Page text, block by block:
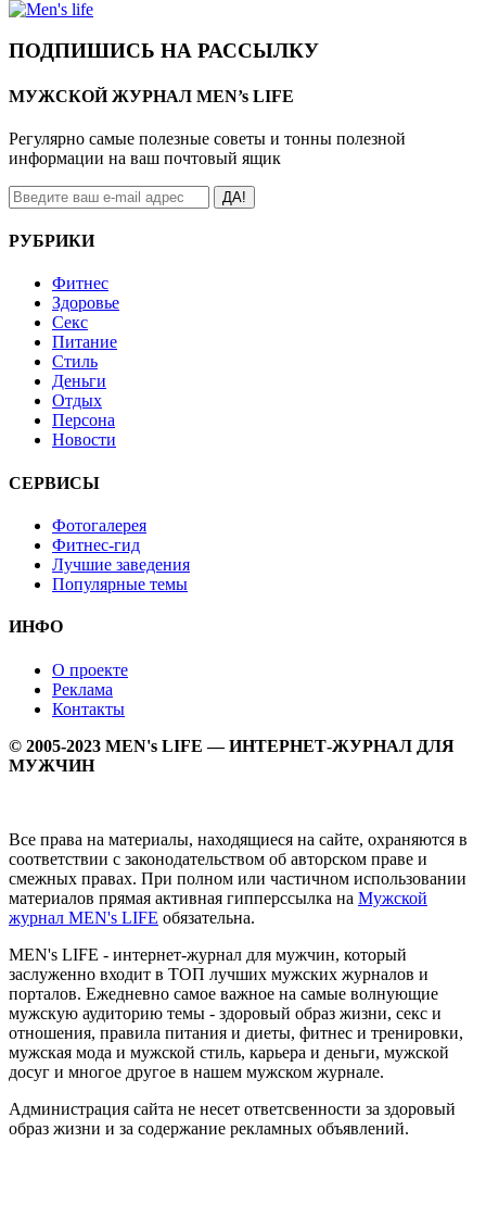
ПОДПИШИСЬ НА РАССЫЛКУ
МУЖСКОЙ ЖУРНАЛ MEN’s LIFE
Регулярно самые полезные советы и тонны полезной
информации на ваш почтовый ящик
ДА!
РУБРИКИ
Фитнес
Здоровье
Секс
Питание
Стиль
Деньги
Отдых
Персона
Новости
СЕРВИСЫ
Фотогалерея
Фитнес-гид
Лучшие заведения
Популярные темы
ИНФО
О проекте
Реклама
Контакты
© 2005-2023 MEN's LIFE — ИНТЕРНЕТ-ЖУРНАЛ ДЛЯ
МУЖЧИН
Все права на материалы, находящиеся на сайте, охраняются в
соответствии с законодательством об авторском праве и
смежных правах. При полном или частичном использовании
материалов прямая активная гипперссылка на Мужской
журнал MEN's LIFE обязательна.
MEN's LIFE - интернет-журнал для мужчин, который
заслуженно входит в ТОП лучших мужских журналов и
порталов. Ежедневно самое важное на самые волнующие
мужскую аудиторию темы - здоровый образ жизни, секс и
отношения, правила питания и диеты, фитнес и тренировки,
мужская мода и мужской стиль, карьера и деньги, мужской
досуг и многое другое в нашем мужском журнале.
Администрация сайта не несет ответсвенности за здоровый
образ жизни и за содержание рекламных объявлений.